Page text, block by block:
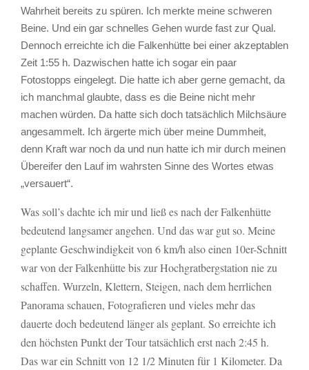
Wahrheit bereits zu spüren. Ich merkte meine schweren
Beine. Und ein gar schnelles Gehen wurde fast zur Qual.
Dennoch erreichte ich die Falkenhütte bei einer akzeptablen
Zeit 1:55 h. Dazwischen hatte ich sogar ein paar
Fotostopps eingelegt. Die hatte ich aber gerne gemacht, da
ich manchmal glaubte, dass es die Beine nicht mehr
machen würden. Da hatte sich doch tatsächlich Milchsäure
angesammelt. Ich ärgerte mich über meine Dummheit,
denn Kraft war noch da und nun hatte ich mir durch meinen
Übereifer den Lauf im wahrsten Sinne des Wortes etwas
„versauert“.
Was soll’s dachte ich mir und ließ es nach der Falkenhütte
bedeutend langsamer angehen. Und das war gut so. Meine
geplante Geschwindigkeit von 6 km/h also einen 10er-Schnitt
war von der Falkenhütte bis zur Hochgratbergstation nie zu
schaffen. Wurzeln, Klettern, Steigen, nach dem herrlichen
Panorama schauen, Fotografieren und vieles mehr das
dauerte doch bedeutend länger als geplant. So erreichte ich
den höchsten Punkt der Tour tatsächlich erst nach 2:45 h.
Das war ein Schnitt von 12 1/2 Minuten für 1 Kilometer. Da